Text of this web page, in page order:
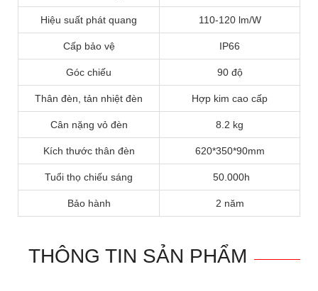
Hiệu suất phát quang 110-120 lm/W
Cấp bảo vệ IP66
Góc chiếu 90 độ
Thân đèn, tản nhiệt đèn Hợp kim cao cấp
Cân nặng vỏ đèn 8.2 kg
Kích thước thân đèn 620*350*90mm
Tuổi thọ chiếu sáng 50.000h
Bảo hành 2 năm
THÔNG TIN SẢN PHẨM